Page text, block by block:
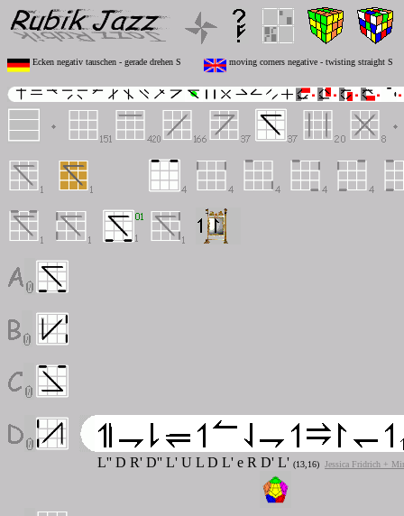
Ecken negativ tauschen - gerade drehen S moving corners negative - twisting straight S
L'' D R' D'' L' U L D L' e R D' L' (13,16) Jessica Fridrich +